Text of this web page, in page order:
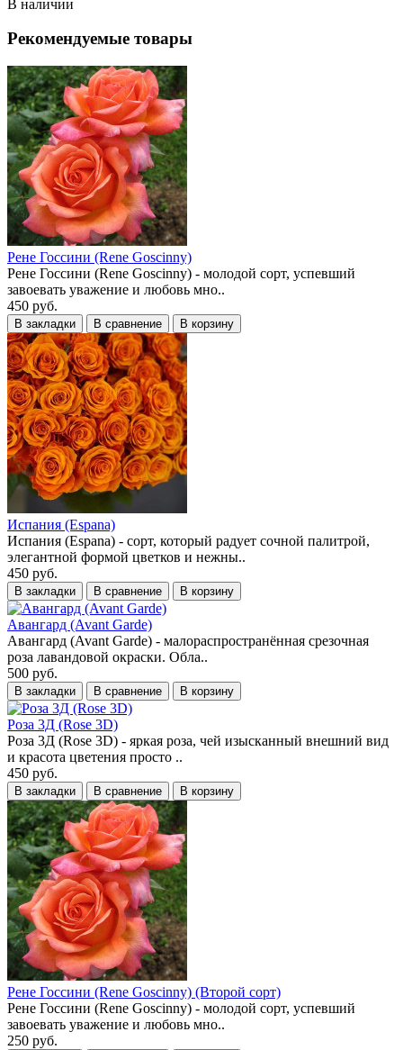
В наличии
Рекомендуемые товары
Рене Госсини (Rene Goscinny)
Рене Госсини (Rene Goscinny) - молодой сорт, успевший
завоевать уважение и любовь мно..
450 руб.
В закладки В сравнение В корзину
Испания (Espana)
Испания (Espana) - сорт, который радует сочной палитрой,
элегантной формой цветков и нежны..
450 руб.
В закладки В сравнение В корзину
Авангард (Avant Garde)
Авангард (Avant Garde) - малораспространённая срезочная
роза лавандовой окраски. Обла..
500 руб.
В закладки В сравнение В корзину
Роза 3Д (Rose 3D)
Роза 3Д (Rose 3D) - яркая роза, чей изысканный внешний вид
и красота цветения просто ..
450 руб.
В закладки В сравнение В корзину
Рене Госсини (Rene Goscinny) (Второй сорт)
Рене Госсини (Rene Goscinny) - молодой сорт, успевший
завоевать уважение и любовь мно..
250 руб.